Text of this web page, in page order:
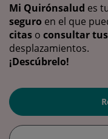
Mi Quirónsalud es
seguro en el que
citas o consultar
desplazamientos.
¡Descúbrelo!